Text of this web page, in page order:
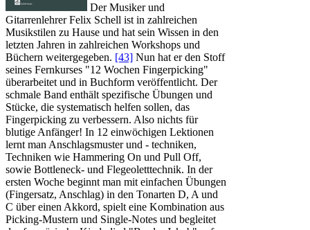
Der Musiker und
Gitarrenlehrer Felix Schell ist in zahlreichen
Musikstilen zu Hause und hat sein Wissen in den
letzten Jahren in zahlreichen Workshops und
Büchern weitergegeben. [43] Nun hat er den Stoff
seines Fernkurses "12 Wochen Fingerpicking"
überarbeitet und in Buchform veröffentlicht. Der
schmale Band enthält spezifische Übungen und
Stücke, die systematisch helfen sollen, das
Fingerpicking zu verbessern. Also nichts für
blutige Anfänger! In 12 einwöchigen Lektionen
lernt man Anschlagsmuster und - techniken,
Techniken wie Hammering On und Pull Off,
sowie Bottleneck- und Flegeoletttechnik. In der
ersten Woche beginnt man mit einfachen Übungen
(Fingersatz, Anschlag) in den Tonarten D, A und
C über einen Akkord, spielt eine Kombination aus
Picking-Mustern und Single-Notes und begleitet